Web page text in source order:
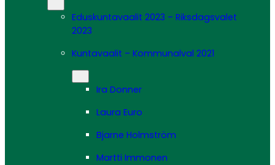
Eduskuntavaalit 2023 – Riksdagsvalet
2023
Kuntavaalit – Kommunalval 2021
Ira Donner
Laura Euro
Bjarne Holmström
Martti Immonen